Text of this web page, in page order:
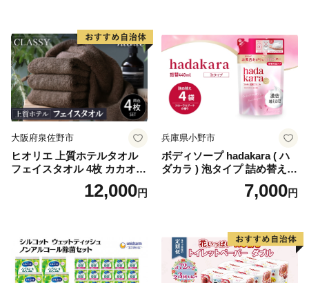
蓄 防災 エコ 消耗品 生活雑貨
生活用品 無香料 トイレット
ペーパー ダブル といれっと
ぺーぱー トイレ クレシア ト
イレットペーパー [BDBH002
-1]
大阪府泉佐野市
ヒオリエ 上質ホテルタオル
フェイスタオル 4枚 カカオ
【タオル 泉州タオル 吸水 普
段使い 無地 シンプル 日用品
12,000円
兵庫県小野市
ボディソープ hadakara ( ハ
ダカラ ) 泡タイプ 詰め替え 4
40ml×4袋 ボディーソープ 泡
ボディソープ 泡 日用品 消耗
泡石鹸 石鹸 兵庫 兵庫県 小野
7,000円